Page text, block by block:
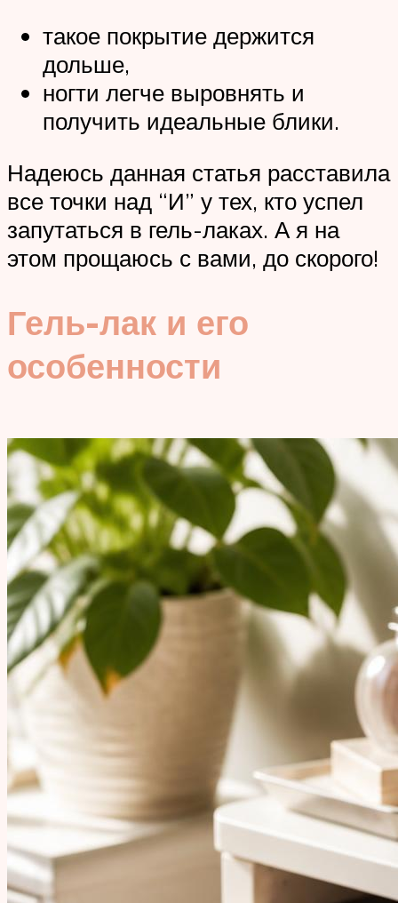
такое покрытие держится
дольше,
ногти легче выровнять и
получить идеальные блики.
Надеюсь данная статья расставила
все точки над “И” у тех, кто успел
запутаться в гель-лаках. А я на
этом прощаюсь с вами, до скорого!
Гель-лак и его
особенности